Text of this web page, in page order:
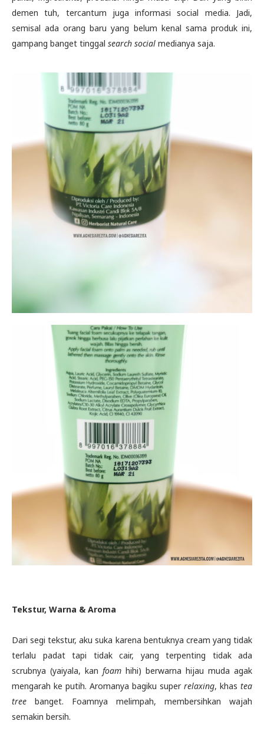
demen tuh, tercantum juga informasi social media. Jadi,
semisal ada orang baru yang belum kenal sama produk ini,
gampang banget tinggal search social medianya saja.
Tekstur, Warna & Aroma
Dari segi tekstur, aku suka karena bentuknya cream yang tidak
terlalu padat tapi tidak cair, yang terpenting tidak ada
scrubnya (yaiyala, kan foam hihi) berwarna hijau muda agak
mengarah ke putih. Aromanya bagiku super relaxing, khas tea
tree banget. Foamnya melimpah, membersihkan wajah
semakin bersih.